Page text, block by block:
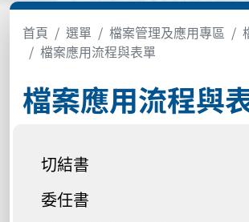
首頁 選單 檔案管理及應用專區
檔案應用流程與表單
檔案應用流程與
切結書
委任書